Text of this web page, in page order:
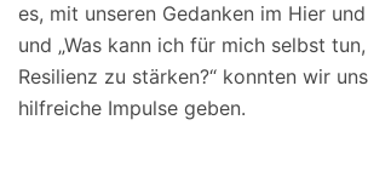
es, mit unseren Gedanken im Hier
und „Was kann ich für mich selbst
Resilienz zu stärken?“ konnten wir
hilfreiche Impulse geben.